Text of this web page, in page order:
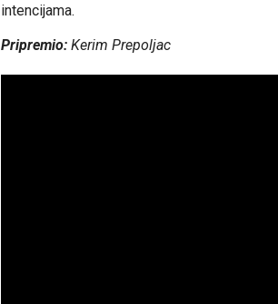
intencijama.
Pripremio:Kerim Prepoljac